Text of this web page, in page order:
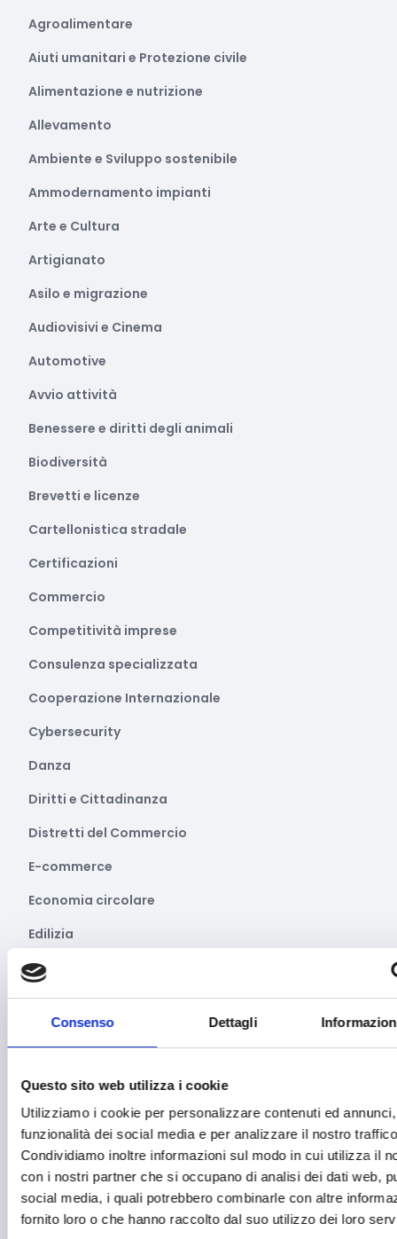
Consenso Dettagli
Questo sito web utilizza i cookie
Utilizziamo i cookie per personalizzare contenuti ed
funzionalità dei social media e per analizzare il nostro
Condividiamo inoltre informazioni sul modo in cui utilizza il
con i nostri partner che si occupano di analisi dei dati web,
social media, i quali potrebbero combinarle con altre
fornito loro o che hanno raccolto dal suo utilizzo dei loro
Agroalimentare
Aiuti umanitari e Protezione civile
Alimentazione e nutrizione
Allevamento
Ambiente e Sviluppo sostenibile
Ammodernamento impianti
Arte e Cultura
Artigianato
Asilo e migrazione
Audiovisivi e Cinema
Automotive
Avvio attività
Benessere e diritti degli animali
Biodiversità
Brevetti e licenze
Cartellonistica stradale
Certificazioni
Commercio
Competitività imprese
Consulenza specializzata
Cooperazione Internazionale
Cybersecurity
Danza
Diritti e Cittadinanza
Distretti del Commercio
E-commerce
Economia circolare
Edilizia
Editoria e informazione
Educazione e istruzione
Farmacia e/o chimica
Fashion
Festival e mostre